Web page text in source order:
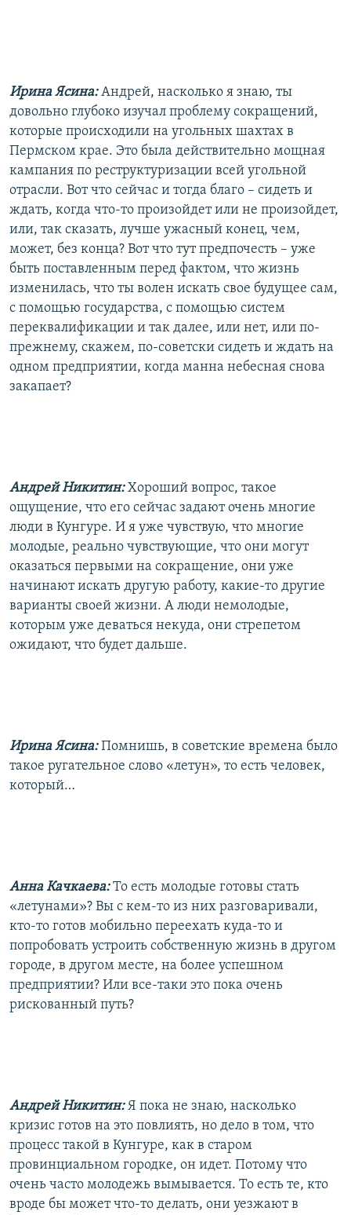
Ирина Ясина: Андрей, насколько я знаю, ты
довольно глубоко изучал проблему сокращений,
которые происходили на угольных шахтах в
Пермском крае. Это была действительно мощная
кампания по реструктуризации всей угольной
отрасли. Вот что сейчас и тогда благо – сидеть и
ждать, когда что-то произойдет или не произойдет,
или, так сказать, лучше ужасный конец, чем,
может, без конца? Вот что тут предпочесть – уже
быть поставленным перед фактом, что жизнь
изменилась, что ты волен искать свое будущее сам,
с помощью государства, с помощью систем
переквалификации и так далее, или нет, или по-
прежнему, скажем, по-советски сидеть и ждать на
одном предприятии, когда манна небесная снова
закапает?
Андрей Никитин: Хороший вопрос, такое
ощущение, что его сейчас задают очень многие
люди в Кунгуре. И я уже чувствую, что многие
молодые, реально чувствующие, что они могут
оказаться первыми на сокращение, они уже
начинают искать другую работу, какие-то другие
варианты своей жизни. А люди немолодые,
которым уже деваться некуда, они стрепетом
ожидают, что будет дальше.
Ирина Ясина: Помнишь, в советские времена было
такое ругательное слово «летун», то есть человек,
который…
Анна Качкаева: То есть молодые готовы стать
«летунами»? Вы с кем-то из них разговаривали,
кто-то готов мобильно переехать куда-то и
попробовать устроить собственную жизнь в другом
городе, в другом месте, на более успешном
предприятии? Или все-таки это пока очень
рискованный путь?
Андрей Никитин: Я пока не знаю, насколько
кризис готов на это повлиять, но дело в том, что
процесс такой в Кунгуре, как в старом
провинциальном городке, он идет. Потому что
очень часто молодежь вымывается. То есть те, кто
вроде бы может что-то делать, они уезжают в